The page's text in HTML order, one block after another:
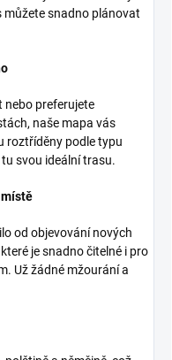
snadno plánovat
nebo preferujete
naše mapa vás
roztříděny podle typu
svou ideální trasu.
od objevování nových
je snadno čitelné i pro
Už žádné mžourání a